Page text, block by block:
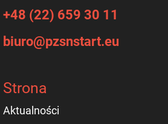
+48 (22) 659 30 11
biuro@pzsnstart.eu
Strona
Aktualności